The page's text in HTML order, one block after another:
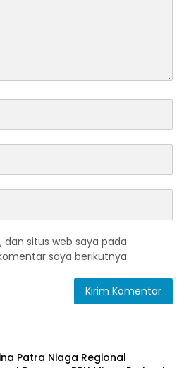
situs web saya pada
saya berikutnya.
Patra Niaga Regional